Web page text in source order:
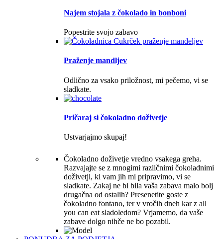
Najem stojala z čokolado in bonboni
Popestrite svojo zabavo
Praženje mandljev
Odlično za vsako priložnost, mi pečemo, vi se
sladkate.
Pričaraj si čokoladno doživetje
Ustvarjajmo skupaj!
Čokoladno doživetje vredno vsakega greha.
Razvajajte se z mnogimi različnimi čokoladnimi
doživetji, ki vam jih mi pripravimo, vi se
sladkate. Zakaj ne bi bila vaša zabava malo bolj
drugačna od ostalih? Presenetite goste z
čokoladno fontano, ter v vročih dneh kar z all
you can eat sladoledom? Vrjamemo, da vaše
zabave dolgo nihče ne bo pozabil.